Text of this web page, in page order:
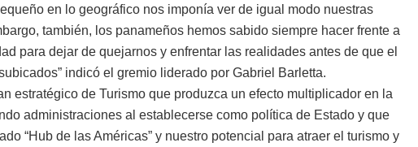
en lo geográfico nos imponía ver de igual modo nuestras
también, los panameños hemos sabido siempre hacer frente a
para dejar de quejarnos y enfrentar las realidades antes de que el
indicó el gremio liderado por Gabriel Barletta.
estratégico de Turismo que produzca un efecto multiplicador en la
administraciones al establecerse como política de Estado y que
“Hub de las Américas” y nuestro potencial para atraer el turismo y